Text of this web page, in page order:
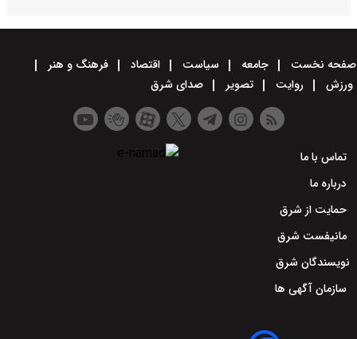
صفحه نخست جامعه سیاست اقتصاد
فرهنگ و هنر
ورزش
روایت تصویر صدای شرق
تماس با ما
درباره ما
حمایت از شرق
مانیفست شرق
نویسندگان شرق
سازمان آگهی ها